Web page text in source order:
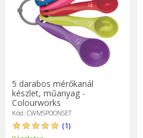
5 darabos mérőkanál
készlet, műanyag -
Colourworks
Kód: CWMSPOONSET
(1)